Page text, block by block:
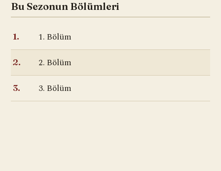
Bu Sezonun Bölümleri
1. 1. Bölüm
2. 2. Bölüm
3. 3. Bölüm